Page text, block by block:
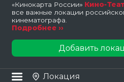
«Кинокарта России» Кино-
все важные локации
кинематографа.
Подробнее ››
Добавить
Локация